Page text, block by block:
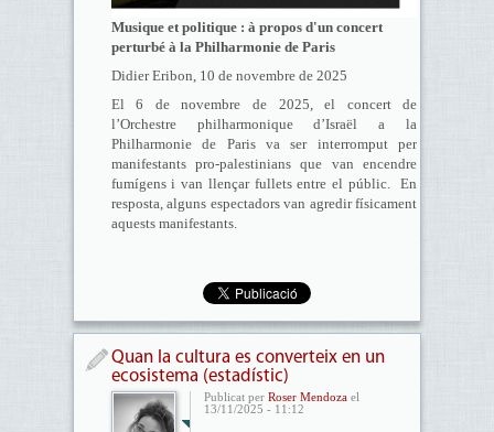
Musique et politique : à propos d'un concert
perturbé à la Philharmonie de Paris
Didier Eribon, 10 de novembre de 2025
El 6 de novembre de 2025, el concert de
l’Orchestre philharmonique d’Israël a la
Philharmonie de Paris va ser interromput per
manifestants pro-palestinians que van encendre
fumígens i van llençar fullets entre el públic. En
resposta, alguns espectadors van agredir físicament
aquests manifestants.
Quan la cultura es converteix en un
ecosistema (estadístic)
Publicat per Roser Mendozael
13/11/2025 - 11:12